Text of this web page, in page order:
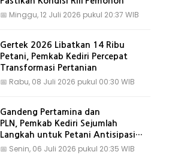
📅 Minggu, 12 Juli 2026 pukul 20:37 WIB
Gertek 2026 Libatkan 14 Ribu
Petani, Pemkab Kediri Percepat
Transformasi Pertanian
📅 Rabu, 08 Juli 2026 pukul 00:30 WIB
Gandeng Pertamina dan
PLN, Pemkab Kediri Sejumlah
Langkah untuk Petani Antisipasi
Kemarau
📅 Senin, 06 Juli 2026 pukul 20:35 WIB